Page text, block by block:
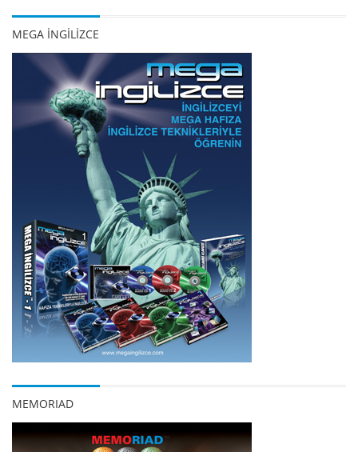
MEGA İNGİLİZCE
MEMORIAD